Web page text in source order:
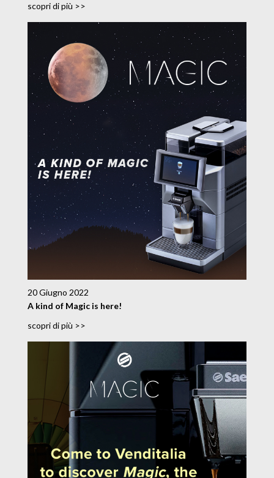
scopri di più >>
20 Giugno 2022
A kind of Magic is here!
scopri di più >>